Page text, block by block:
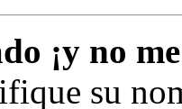
¡y no
su